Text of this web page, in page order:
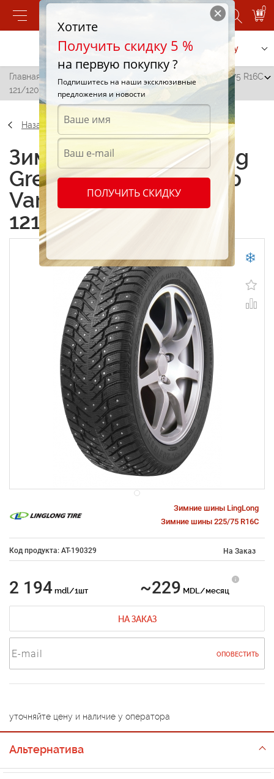
0
Позвонить Заказать услугу
Главная /
LingLong Green-Max Winter Grip Van 2 225/75 R16C
121/120R 8PR
Назад
Зимние шины LingLong
Green-Max Winter Grip
Van 2 225/75 R16C
121/120R 8PR
Зимние шины LingLong
Зимние шины 225/75 R16C
Код продукта: AT-190329 На Заказ
2 194 mdl/1шт ~229 MDL/месяц
НА ЗАКАЗ
ОПОВЕСТИТЬ
уточняйте цену и наличие у оператора
Альтернатива
Хотите
Получить скидку 5 %
на первую покупку ?
Подпишитесь на наши эксклюзивные
предложения и новости
ПОЛУЧИТЬ СКИДКУ